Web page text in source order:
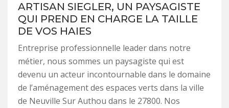
ARTISAN SIEGLER, UN PAYSAGISTE
QUI PREND EN CHARGE LA TAILLE
DE VOS HAIES
Entreprise professionnelle leader dans notre
métier, nous sommes un paysagiste qui est
devenu un acteur incontournable dans le domaine
de l’aménagement des espaces verts dans la ville
de Neuville Sur Authou dans le 27800. Nos